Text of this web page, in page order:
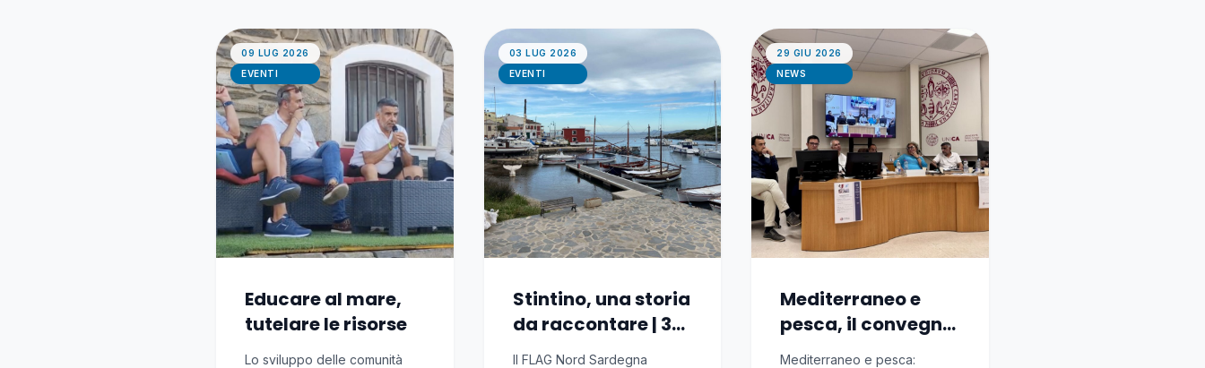
09 LUG 2026
EVENTI
Educare al mare,
tutelare le risorse
Lo sviluppo delle comunità
03 LUG 2026
EVENTI
Stintino, una storia
da raccontare | 3-
5 luglio 2026
Il FLAG Nord Sardegna
29 GIU 2026
NEWS
Mediterraneo e
pesca, il convegno
a Cagliari
Mediterraneo e pesca: